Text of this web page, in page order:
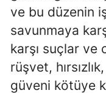
ve bu düzenin
savunmaya
karşı suçlar ve
rüşvet,
güveni kötüye